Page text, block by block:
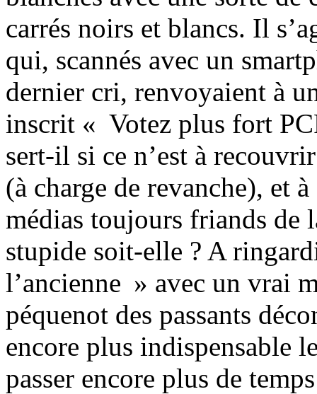
carrés noirs et blancs. Il
qui, scannés avec un
dernier cri, renvoyaient à
inscrit « Votez plus fort
sert-il si ce n’est à
(à charge de revanche), et
médias toujours friands de
stupide soit-elle ? A
l’ancienne » avec un vrai
péquenot des passants
encore plus indispensable
passer encore plus de